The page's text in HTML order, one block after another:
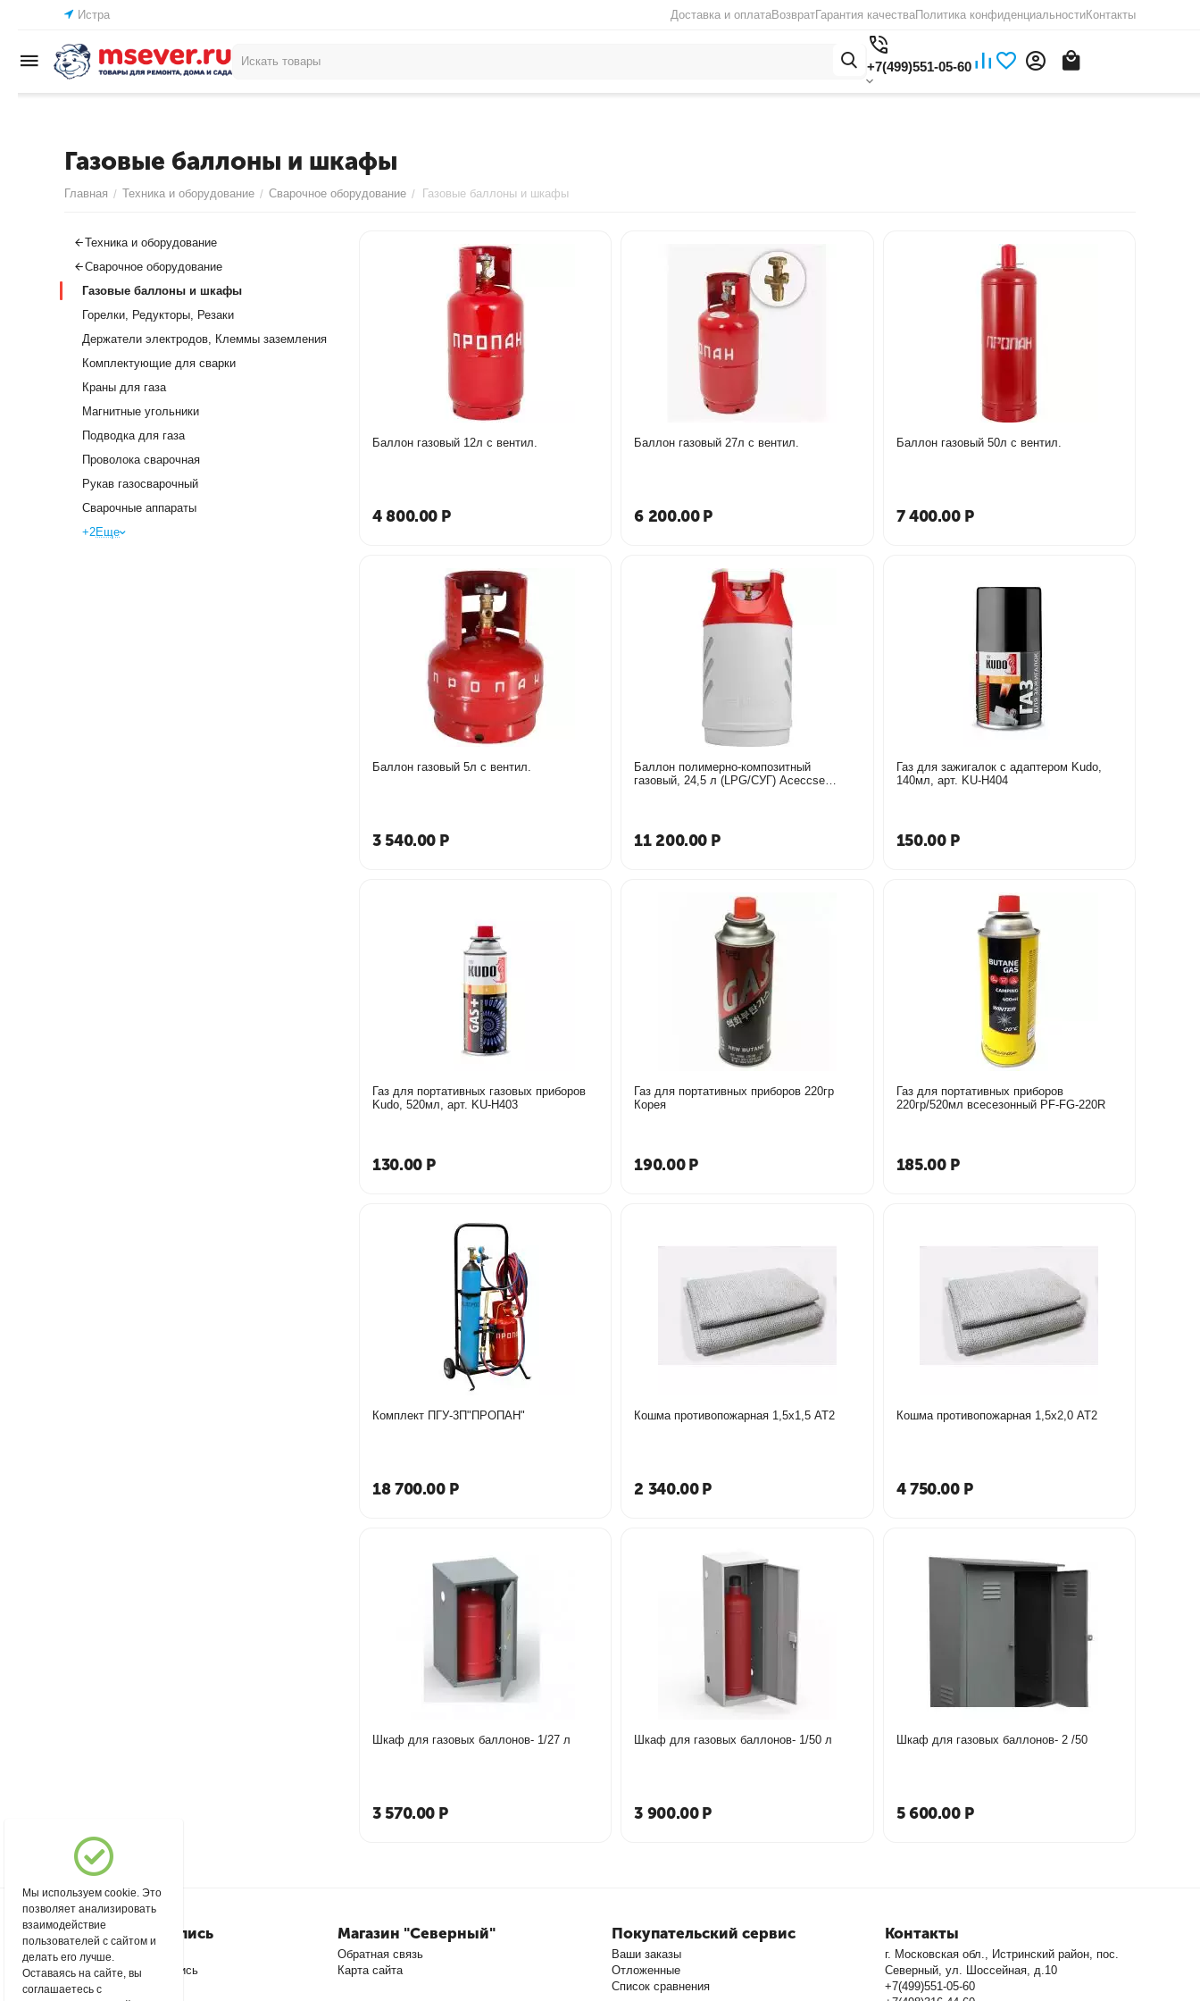
Истра Доставка и оплатаВозвратГарантия качестваПолитика конфиденциальностиКонтакты
+7(499)551-05-60
Газовые баллоны и шкафы
Главная / Техника и оборудование / Сварочное оборудование / Газовые баллоны и шкафы
Баллон газовый 12л с вентил.
4 800.00 Р
Баллон газовый 27л с вентил.
6 200.00 Р
Баллон газовый 50л с вентил.
7 400.00 Р
Баллон газовый 5л с вентил.
3 540.00 Р
Баллон полимерно-композитный
газовый, 24,5 л (LPG/СУГ) Aceccse
11 200.00 Р
Газ для зажигалок с адаптером Kudo,
140мл, арт. KU-H404
150.00 Р
Газ для портативных газовых приборов
Kudo, 520мл, арт. KU-H403
130.00 Р
Газ для портативных приборов 220гр
Корея
190.00 Р
Газ для портативных приборов
220гр/520мл всесезонный PF-FG-220R
185.00 Р
Комплект ПГУ-3П"ПРОПАН"
18 700.00 Р
Кошма противопожарная 1,5х1,5 АТ2
2 340.00 Р
Кошма противопожарная 1,5х2,0 АТ2
4 750.00 Р
Шкаф для газовых баллонов- 1/27 л
3 570.00 Р
Шкаф для газовых баллонов- 1/50 л
3 900.00 Р
Шкаф для газовых баллонов- 2 /50
5 600.00 Р
Техника и оборудование
Сварочное оборудование
Газовые баллоны и шкафы
Горелки, Редукторы, Резаки
Держатели электродов, Клеммы заземления
Комплектующие для сварки
Краны для газа
Магнитные угольники
Подводка для газа
Проволока сварочная
Рукав газосварочный
Сварочные аппараты
+2Еще
Моя учетная запись
Войти
Создать учетную запись
Магазин "Северный"
Обратная связь
Карта сайта
Покупательский сервис
Ваши заказы
Отложенные
Список сравнения
Контакты
г. Московская обл., Истринский район, пос.
Северный, ул. Шоссейная, д.10
+7(499)551-05-60
Мы используем cookie. Это
позволяет анализировать
взаимодействие
пользователей с сайтом и
делать его лучше.
Оставаясь на сайте, вы
соглашаетесь с